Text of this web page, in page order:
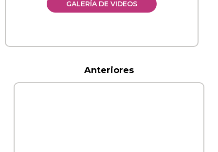
GALERÍA DE VIDEOS
Anteriores